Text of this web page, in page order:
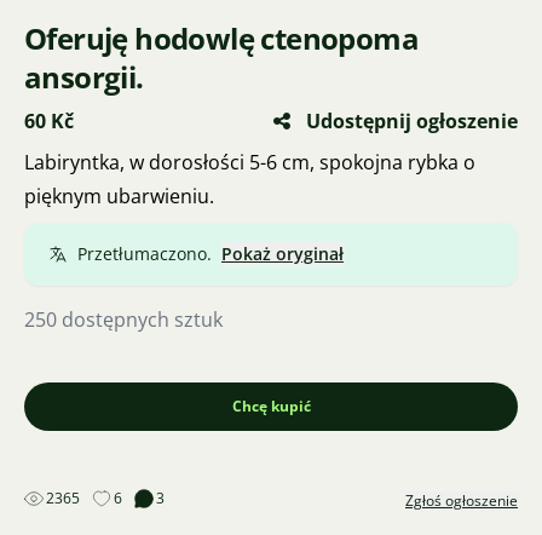
Oferuję hodowlę ctenopoma
ansorgii.
60 Kč
Udostępnij ogłoszenie
Labiryntka, w dorosłości 5-6 cm, spokojna rybka o
pięknym ubarwieniu.
Przetłumaczono. Pokaż oryginał
250 dostępnych sztuk
Chcę kupić
2365 6 3 Zgłoś ogłoszenie